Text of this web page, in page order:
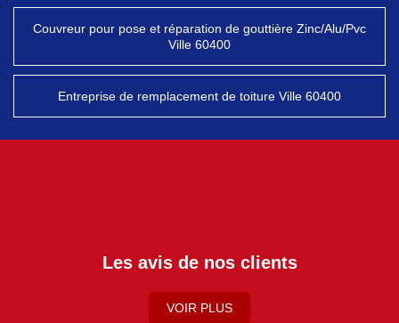
Couvreur pour pose et réparation de gouttière Zinc/Alu/Pvc
Ville 60400
Entreprise de remplacement de toiture Ville 60400
Les avis de nos clients
VOIR PLUS